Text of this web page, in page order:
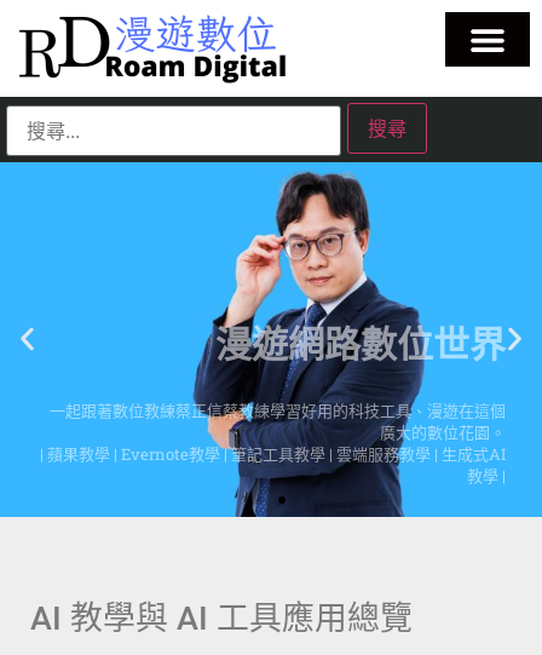
漫遊網路數位世界
一起跟著數位教練蔡正信蔡教練學習好用的科技工具、漫遊在這個
廣大的數位花園。
| 蘋果教學 | Evernote教學 | 筆記工具教學 | 雲端服務教學 | 生成式AI
教學 |
點擊這裡
AI 教學與 AI 工具應用總覽